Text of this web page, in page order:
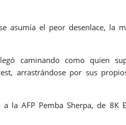
asumía el peor desenlace, la
caminando como quien
arrastrándose por sus
la AFP Pemba Sherpa, de 8K